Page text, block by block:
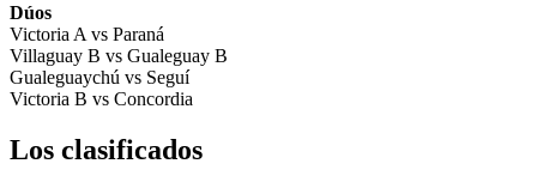
Dúos
Victoria A vs Paraná
Villaguay B vs Gualeguay B
Gualeguaychú vs Seguí
Victoria B vs Concordia
Los clasificados